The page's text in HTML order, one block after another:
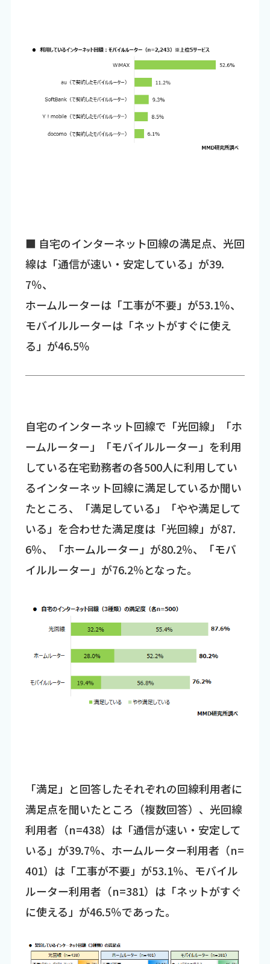
■ 自宅のインターネット回線の満足点、光回
線は「通信が速い・安定している」が39.
7％、
ホームルーターは「工事が不要」が53.1％、
モバイルルーターは「ネットがすぐに使え
る」が46.5％
自宅のインターネット回線で「光回線」「ホ
ームルーター」「モバイルルーター」を利用
している在宅勤務者の各500人に利用してい
るインターネット回線に満足しているか聞い
たところ、「満足している」「やや満足して
いる」を合わせた満足度は「光回線」が87.
6％、「ホームルーター」が80.2％、「モバ
イルルーター」が76.2％となった。
「満足」と回答したそれぞれの回線利用者に
満足点を聞いたところ（複数回答）、光回線
利用者（n=438）は「通信が速い・安定して
いる」が39.7％、ホームルーター利用者（n=
401）は「工事が不要」が53.1％、モバイル
ルーター利用者（n=381）は「ネットがすぐ
に使える」が46.5％であった。